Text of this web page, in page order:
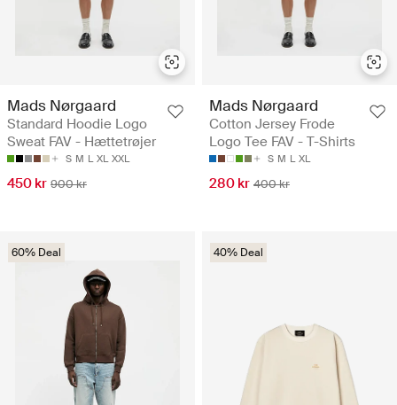
Mads Nørgaard
Standard Hoodie Logo
Sweat FAV - Hættetrøjer
S M L XL XXL
450 kr 900 kr
Mads Nørgaard
Cotton Jersey Frode
Logo Tee FAV - T-Shirts
S M L XL
280 kr 400 kr
60% Deal 40% Deal